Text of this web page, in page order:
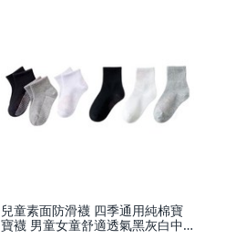
兒童素面防滑襪 四季通用純棉寶
寶襪 男童女童舒適透氣黑灰白中